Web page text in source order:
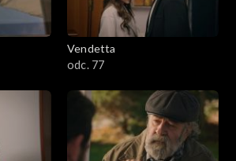
Vendetta
odc. 77